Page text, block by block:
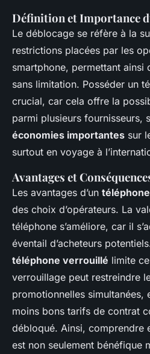
Définition et Importance
Le déblocage se réfère à la
restrictions placées par les
smartphone, permettant ainsi
sans limitation. Posséder un
crucial, car cela offre la
parmi plusieurs fournisseurs,
économies importantes sur
surtout en voyage à
Avantages et
Les avantages d’un
des choix d’opérateurs. La
téléphone s’améliore, car il
éventail d’acheteurs
téléphone verrouillé limite
verrouillage peut restreindre
promotionnelles simultanées,
moins bons tarifs de contrat
débloqué. Ainsi, comprendre
est non seulement bénéfique